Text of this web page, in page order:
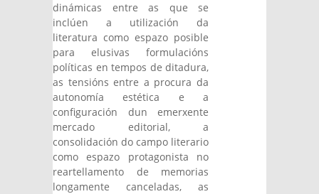
dinámicas entre as que se
inclúen a utilización da
literatura como espazo posible
para elusivas formulacións
políticas en tempos de ditadura,
as tensións entre a procura da
autonomía estética e a
configuración dun emerxente
mercado editorial, a
consolidación do campo literario
como espazo protagonista no
reartellamento de memorias
longamente canceladas, as